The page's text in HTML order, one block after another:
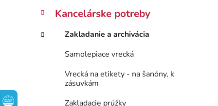
B
č
Preskočiť
kategórie
K
a
e
Kancelárske potreby
Zakladanie a archivácia
Samolepiace vrecká
Vrecká na etikety - na šanóny, k
zásuvkám
Zakladacie prúžky